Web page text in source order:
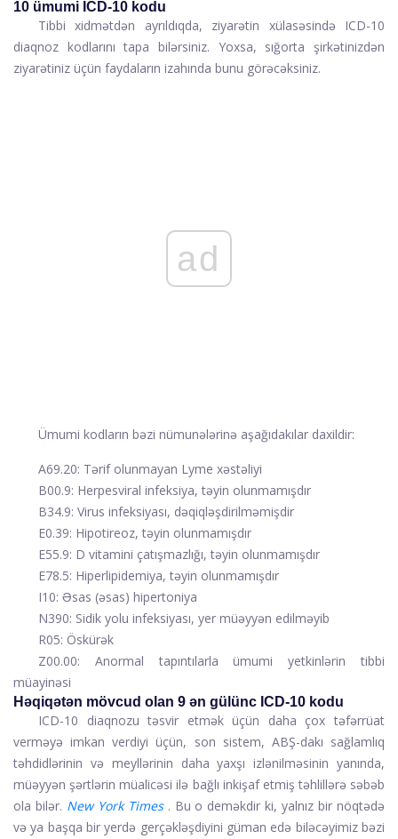
10 ümumi ICD-10 kodu
Tibbi xidmətdən ayrıldıqda, ziyarətin xülasəsində ICD-10
diaqnoz kodlarını tapa bilərsiniz. Yoxsa, sığorta şirkətinizdən
ziyarətiniz üçün faydaların izahında bunu görəcəksiniz.
ad
Ümumi kodların bəzi nümunələrinə aşağıdakılar daxildir:
A69.20: Tərif olunmayan Lyme xəstəliyi
B00.9: Herpesviral infeksiya, təyin olunmamışdır
B34.9: Virus infeksiyası, dəqiqləşdirilməmişdir
E0.39: Hipotireoz, təyin olunmamışdır
E55.9: D vitamini çatışmazlığı, təyin olunmamışdır
E78.5: Hiperlipidemiya, təyin olunmamışdır
I10: Əsas (əsas) hipertoniya
N390: Sidik yolu infeksiyası, yer müəyyən edilməyib
R05: Öskürək
Z00.00: Anormal tapıntılarla ümumi yetkinlərin tibbi
müayinəsi
Həqiqətən mövcud olan 9 ən gülünc ICD-10 kodu
ICD-10 diaqnozu təsvir etmək üçün daha çox təfərrüat
verməyə imkan verdiyi üçün, son sistem, ABŞ-dakı sağlamlıq
təhdidlərinin və meyllərinin daha yaxşı izlənilməsinin yanında,
müəyyən şərtlərin müalicəsi ilə bağlı inkişaf etmiş təhlillərə səbəb
ola bilər. New York Times . Bu o deməkdir ki, yalnız bir nöqtədə
və ya başqa bir yerdə gerçəkləşdiyini güman edə biləcəyimiz bəzi